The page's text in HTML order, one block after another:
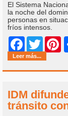
El Sistema
la noche del
personas en
fríos intensos.
Facebook
Twitter
Leer más...
IDM
tránsito